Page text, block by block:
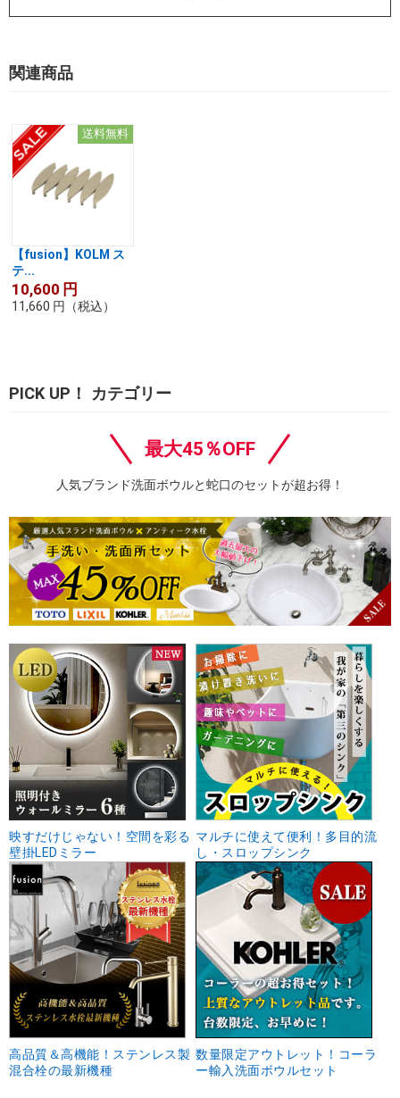
関連商品
送料無料
【fusion】KOLM ス
テ...
10,600 円
11,660 円 （税込）
PICK UP！ カテゴリー
最大45％OFF
人気ブランド洗面ボウルと蛇口のセットが超お得！
映すだけじゃない！空間を彩る
壁掛LEDミラー
マルチに使えて便利！多目的流
し・スロップシンク
高品質＆高機能！ステンレス製
混合栓の最新機種
数量限定アウトレット！コーラ
ー輸入洗面ボウルセット